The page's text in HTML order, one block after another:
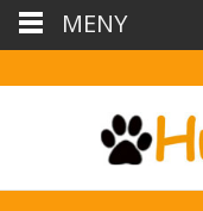
MENY